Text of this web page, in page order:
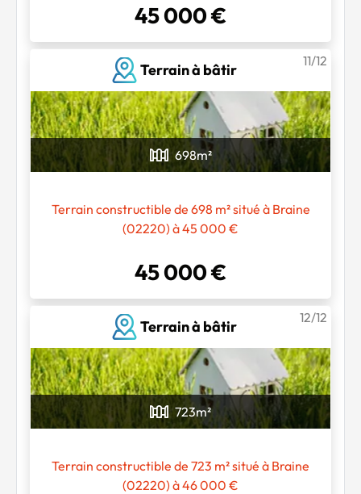
45 000 €
Terrain à bâtir
11/12
698m²
Terrain constructible de 698 m² situé à Braine
(02220) à 45 000 €
45 000 €
Terrain à bâtir
12/12
723m²
Terrain constructible de 723 m² situé à Braine
(02220) à 46 000 €